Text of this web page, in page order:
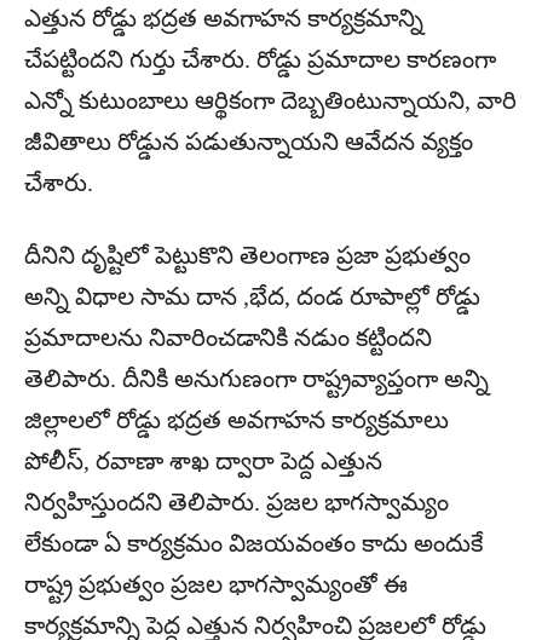
ఎత్తున రోడ్డు భద్రత అవగాహన కార్యక్రమాన్ని
చేపట్టిందని గుర్తు చేశారు. రోడ్డు ప్రమాదాల కారణంగా
ఎన్నో కుటుంబాలు ఆర్థికంగా దెబ్బతింటున్నాయని, వారి
జీవితాలు రోడ్డున పడుతున్నాయని ఆవేదన వ్యక్తం
చేశారు.
దీనిని దృష్టిలో పెట్టుకొని తెలంగాణ ప్రజా ప్రభుత్వం
అన్ని విధాల సామ దాన ,భేద, దండ రూపాల్లో రోడ్డు
ప్రమాదాలను నివారించడానికి నడుం కట్టిందని
తెలిపారు. దీనికి అనుగుణంగా రాష్ట్రవ్యాప్తంగా అన్ని
జిల్లాలలో రోడ్డు భద్రత అవగాహన కార్యక్రమాలు
పోలీస్, రవాణా శాఖ ద్వారా పెద్ద ఎత్తున
నిర్వహిస్తుందని తెలిపారు. ప్రజల భాగస్వామ్యం
లేకుండా ఏ కార్యక్రమం విజయవంతం కాదు అందుకే
రాష్ట్ర ప్రభుత్వం ప్రజల భాగస్వామ్యంతో ఈ
కార్యక్రమాన్ని పెద్ద ఎత్తున నిర్వహించి ప్రజలలో రోడ్డు